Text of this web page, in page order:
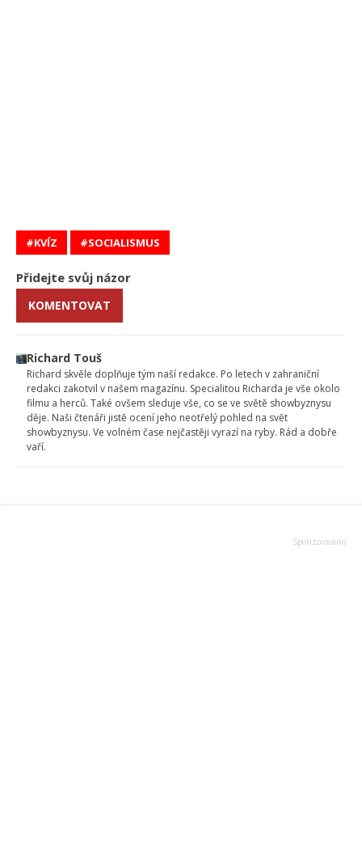
KVÍZ SOCIALISMUS
Přidejte svůj názor
KOMENTOVAT
Richard Touš
Richard skvěle doplňuje tým naší redakce. Po letech v zahraniční
redakci zakotvil v našem magazínu. Specialitou Richarda je vše okolo
filmu a herců. Také ovšem sleduje vše, co se ve světě showbyznysu
děje. Naši čtenáři jistě ocení jeho neotřelý pohled na svět
showbyznysu. Ve volném čase nejčastěji vyrazí na ryby. Rád a dobře
vaří.